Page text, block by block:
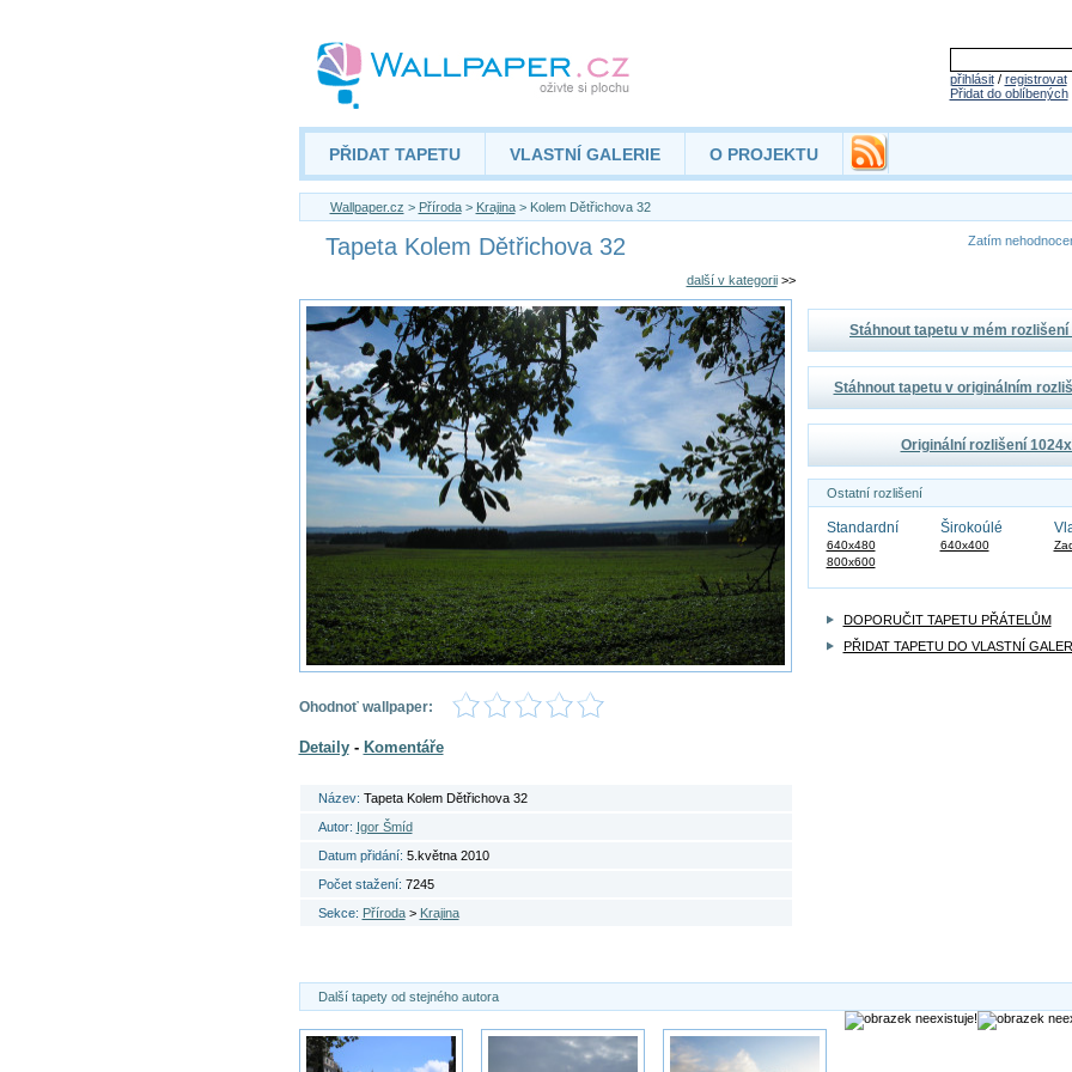
přihlásit/ registrovat
Přidat do oblíbených
PŘIDAT TAPETU VLASTNÍ GALERIE O PROJEKTU
Wallpaper.cz > Příroda> Krajina> Kolem Dětřichova 32
Tapeta Kolem Dětřichova 32 Zatím
další v kategorii>>
Ohodnoť wallpaper:
Detaily- Komentáře
Název: Tapeta Kolem Dětřichova 32
Autor: Igor Šmíd
Datum přidání: 5.května 2010
Počet stažení: 7245
Sekce: Příroda> Krajina
Stáhnout tapetu v mém rozlišení
Stáhnout tapetu v originálním
Originální rozlišení
Ostatní rozlišení
Standardní
640x480
800x600
Širokoúlé
640x400
DOPORUČIT TAPETU PŘÁTELŮM
PŘIDAT TAPETU DO VLASTNÍ
Další tapety od stejného autora